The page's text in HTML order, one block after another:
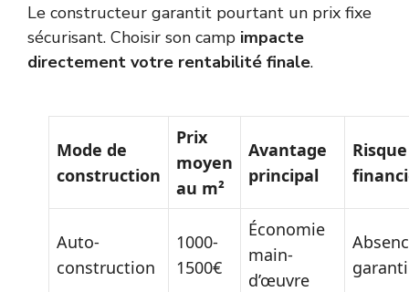
Le constructeur garantit pourtant un prix fixe
sécurisant. Choisir son camp impacte
directement votre rentabilité finale.
Mode de
construction
Prix
moyen
au m²
Avantage
principal
Risque
Auto-
construction
1000-
1500€
Économie
main-
d’œuvre